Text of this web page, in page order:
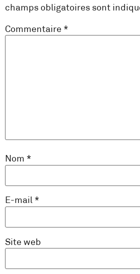
champs obligatoires sont
Commentaire *
Nom *
E-mail *
Site web